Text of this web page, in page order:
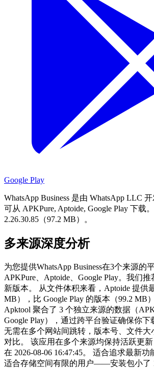
Google Play
WhatsApp Business 是由 WhatsApp LLC
可从 APKPure, Aptoide, Google Play 下载。
2.26.30.85（97.2 MB）。
多来源深度分析
为您提供WhatsApp Business在3个来源的
APKPure、Aptoide、Google Play。我们
新版本。 从文件体积来看，Aptoide 提供
MB），比 Google Play 的版本（99.2 MB
Apktool 聚合了 3 个独立来源的数据（
Google Play），通过跨平台验证确保你下
无需在多个网站间跳转，版本号、文件大
对比。 该应用在多个来源均保持活跃更
在 2026-08-06 16:47:45。 适合追求最新
适合存储空间有限的用户——安装包小了